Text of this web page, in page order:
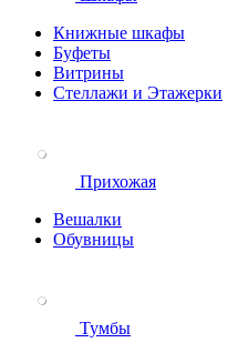
Книжные шкафы
Буфеты
Витрины
Стеллажи и Этажерки
Прихожая
Вешалки
Обувницы
Тумбы